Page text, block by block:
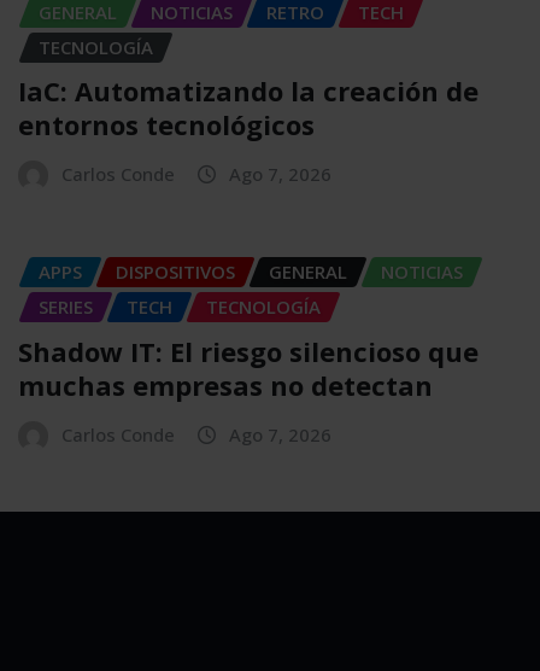
GENERAL
NOTICIAS RETRO
TECH
TECNOLOGÍA
IaC: Automatizando la creación de
entornos tecnológicos
Carlos Conde Ago 7, 2026
APPS DISPOSITIVOS GENERAL
NOTICIAS
SERIES
TECH TECNOLOGÍA
Shadow IT: El riesgo silencioso que
muchas empresas no detectan
Carlos Conde Ago 7, 2026